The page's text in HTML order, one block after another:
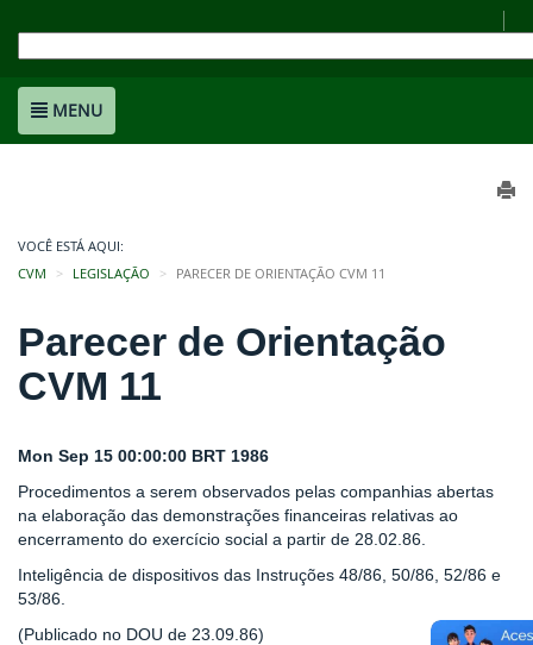
MENU
VOCÊ ESTÁ AQUI:
CVM
LEGISLAÇÃO PARECER DE ORIENTAÇÃO CVM 11
Parecer de Orientação
CVM 11
Mon Sep 15 00:00:00 BRT 1986
Procedimentos a serem observados pelas companhias abertas
na elaboração das demonstrações financeiras relativas ao
encerramento do exercício social a partir de 28.02.86.
Inteligência de dispositivos das Instruções 48/86, 50/86, 52/86 e
53/86.
(Publicado no DOU de 23.09.86)